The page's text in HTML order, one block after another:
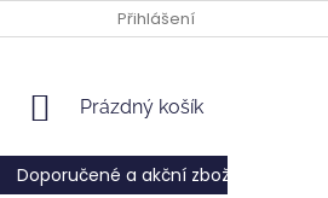
Přihlášení
NÁKUPNÍ
Prázdný košík
Doporučené a akční zboží